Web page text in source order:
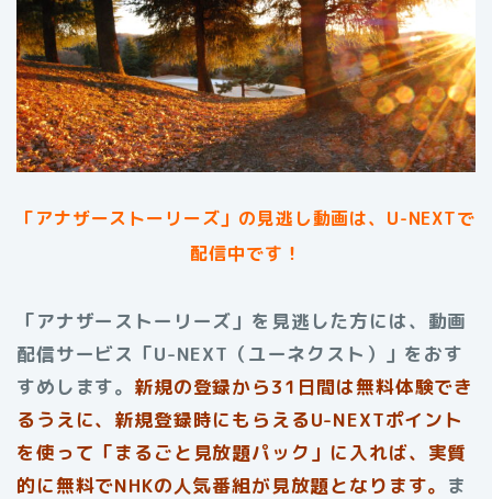
「アナザーストーリーズ」 の見逃し動画は、U-NEXTで
配信中です！
「アナザーストーリーズ」を見逃した方には、動画
配信サービス「U-NEXT（ユーネクスト）」をおす
すめします。 新規の登録から31日間は無料体験でき
るうえに、新規登録時にもらえるU-NEXTポイント
を使って「まるごと見放題パック」に入れば、実質
的に無料でNHKの人気番組が見放題となります。 ま